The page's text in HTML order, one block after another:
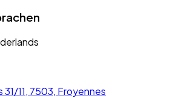
31/11, 7503, Froyennes